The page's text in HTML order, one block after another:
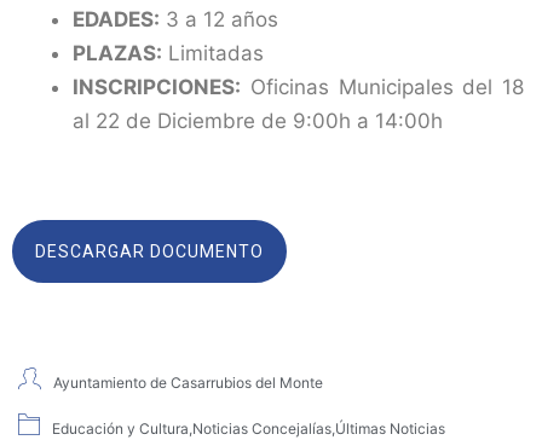
EDADES: 3 a 12 años
PLAZAS: Limitadas
INSCRIPCIONES: Oficinas Municipales del 18
al 22 de Diciembre de 9:00h a 14:00h
DESCARGAR DOCUMENTO
Ayuntamiento de Casarrubios del Monte
Educación y Cultura,Noticias Concejalías,Últimas Noticias